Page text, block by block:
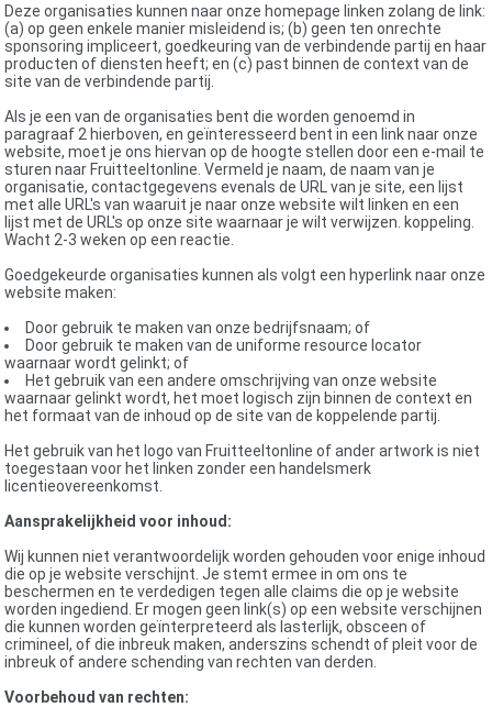
Deze organisaties kunnen naar onze homepage linken zolang de link:
(a) op geen enkele manier misleidend is; (b) geen ten onrechte
sponsoring impliceert, goedkeuring van de verbindende partij en haar
producten of diensten heeft; en (c) past binnen de context van de
site van de verbindende partij.
Als je een van de organisaties bent die worden genoemd in
paragraaf 2 hierboven, en geïnteresseerd bent in een link naar onze
website, moet je ons hiervan op de hoogte stellen door een e-mail te
sturen naar Fruitteeltonline. Vermeld je naam, de naam van je
organisatie, contactgegevens evenals de URL van je site, een lijst
met alle URL's van waaruit je naar onze website wilt linken en een
lijst met de URL's op onze site waarnaar je wilt verwijzen. koppeling.
Wacht 2-3 weken op een reactie.
Goedgekeurde organisaties kunnen als volgt een hyperlink naar onze
website maken:
Door gebruik te maken van onze bedrijfsnaam; of
Door gebruik te maken van de uniforme resource locator
waarnaar wordt gelinkt; of
Het gebruik van een andere omschrijving van onze website
waarnaar gelinkt wordt, het moet logisch zijn binnen de context en
het formaat van de inhoud op de site van de koppelende partij.
Het gebruik van het logo van Fruitteeltonline of ander artwork is niet
toegestaan ​​voor het linken zonder een handelsmerk
licentieovereenkomst.
Aansprakelijkheid voor inhoud:
Wij kunnen niet verantwoordelijk worden gehouden voor enige inhoud
die op je website verschijnt. Je stemt ermee in om ons te
beschermen en te verdedigen tegen alle claims die op je website
worden ingediend. Er mogen geen link(s) op een website verschijnen
die kunnen worden geïnterpreteerd als lasterlijk, obsceen of
crimineel, of die inbreuk maken, anderszins schendt of pleit voor de
inbreuk of andere schending van rechten van derden.
Voorbehoud van rechten: